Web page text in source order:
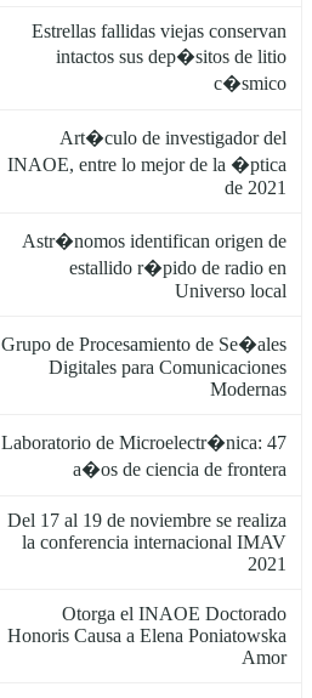
Estrellas fallidas viejas conservan
intactos sus dep�sitos de litio
c�smico
Art�culo de investigador del
INAOE, entre lo mejor de la �ptica
de 2021
Astr�nomos identifican origen de
estallido r�pido de radio en
Universo local
Grupo de Procesamiento de Se�ales
Digitales para Comunicaciones
Modernas
Laboratorio de Microelectr�nica: 47
a�os de ciencia de frontera
Del 17 al 19 de noviembre se realiza
la conferencia internacional IMAV
2021
Otorga el INAOE Doctorado
Honoris Causa a Elena Poniatowska
Amor